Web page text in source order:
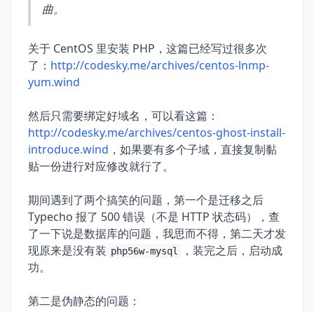
曲。
关于 CentOS 里安装 PHP，这篇已经写过很多次
了： http://codesky.me/archives/centos-lnmp-
yum.wind
然后只需要绑定好域名，可以看这篇：
http://codesky.me/archives/centos-ghost-install-
introduce.wind ，如果要有多个子域，直接复制黏
贴一份进行对应修改就行了。
期间遇到了两个搞笑的问题，第一个是迁移之后
Typecho 报了 500 错误（不是 HTTP 状态码），查
了一下说是数据库的问题，我思而不得，第二天才发
现原来是没有装 php56w-mysql
，装完之后，启动成
功。
第二是伪静态的问题：